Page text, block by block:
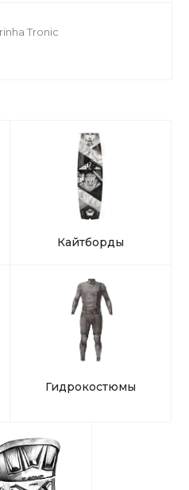
Tronic
Кайтборды
Гидрокостюмы